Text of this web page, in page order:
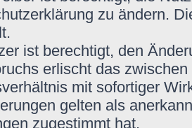
zu ändern.
ist berechtigt, den
erlischt das
mit sofortiger
gelten als
zugestimmt hat.